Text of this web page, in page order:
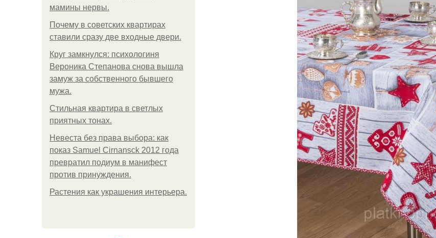
мамины нервы.
Почему в советских квартирах
ставили сразу две входные двери.
Круг замкнулся: психологиня
Вероника Степанова снова вышла
замуж за собственного бывшего
мужа.
Стильная квартира в светлых
приятных тонах.
Невеста без права выбора: как
показ Samuel Cirnansck 2012 года
превратил подиум в манифест
против принуждения.
Растения как украшения интерьера.